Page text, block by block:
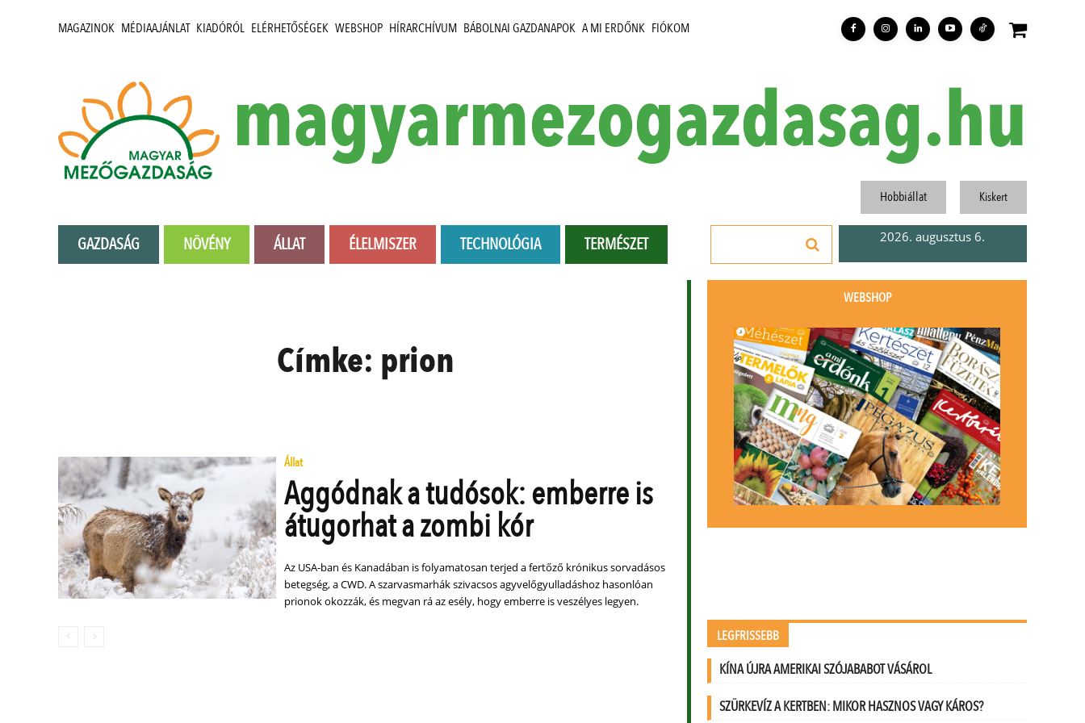
MAGAZINOK MÉDIAAJÁNLAT KIADÓRÓL ELÉRHETŐSÉGEK WEBSHOP HÍRARCHÍVUM BÁBOLNAI GAZDANAPOK A MI ERDŐNK FIÓKOM
magyarmezogazdasag.hu
GAZDASÁG NÖVÉNY ÁLLAT ÉLELMISZER TECHNOLÓGIA TERMÉSZET
Hobbiállat Kiskert
2026. augusztus 6.
Címke: prion
Állat
Aggódnak a tudósok: emberre is
átugorhat a zombi kór
Az USA-ban és Kanadában is folyamatosan terjed a fertőző krónikus sorvadásos
betegség, a CWD. A szarvasmarhák szivacsos agyvelőgyulladáshoz hasonlóan
prionok okozzák, és megvan rá az esély, hogy emberre is veszélyes legyen.
WEBSHOP
LEGFRISSEBB
KÍNA ÚJRA AMERIKAI SZÓJABABOT VÁSÁROL
SZÜRKEVÍZ A KERTBEN: MIKOR HASZNOS VAGY KÁROS?